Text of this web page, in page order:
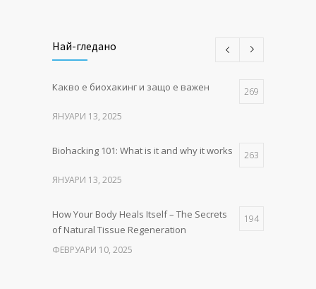
ФЕВРУАРИ 10, 2025
Интравенозна терапия
123
СЕПТЕМВРИ 15, 2025
Най-гледано
Какво е биохакинг и защо е важен 269
ЯНУАРИ 13, 2025
Biohacking 101: What is it and why it works 263
ЯНУАРИ 13, 2025
How Your Body Heals Itself – The Secrets
of Natural Tissue Regeneration
194
ФЕВРУАРИ 10, 2025